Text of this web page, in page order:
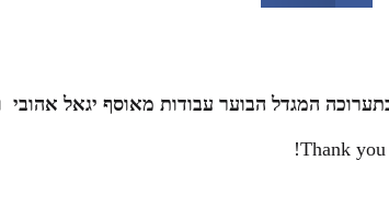
המגדל הבוער עבודות מאוסף יגאל אהובי
Thank